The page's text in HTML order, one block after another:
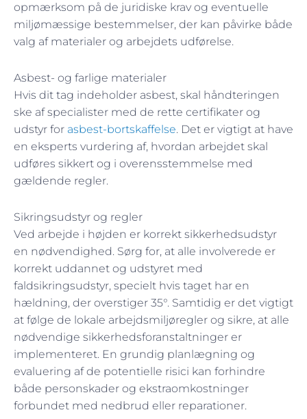
opmærksom på de juridiske krav og eventuelle
miljømæssige bestemmelser, der kan påvirke både
valg af materialer og arbejdets udførelse.
Asbest- og farlige materialer
Hvis dit tag indeholder asbest, skal håndteringen
ske af specialister med de rette certifikater og
udstyr for asbest-bortskaffelse. Det er vigtigt at have
en eksperts vurdering af, hvordan arbejdet skal
udføres sikkert og i overensstemmelse med
gældende regler.
Sikringsudstyr og regler
Ved arbejde i højden er korrekt sikkerhedsudstyr
en nødvendighed. Sørg for, at alle involverede er
korrekt uddannet og udstyret med
faldsikringsudstyr, specielt hvis taget har en
hældning, der overstiger 35°. Samtidig er det vigtigt
at følge de lokale arbejdsmiljøregler og sikre, at alle
nødvendige sikkerhedsforanstaltninger er
implementeret. En grundig planlægning og
evaluering af de potentielle risici kan forhindre
både personskader og ekstraomkostninger
forbundet med nedbrud eller reparationer.